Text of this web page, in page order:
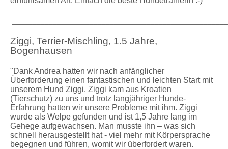
Ziggi, Terrier-Mischling, 1.5 Jahre,
Bogenhausen
"Dank Andrea hatten wir nach anfänglicher
Überforderung einen fantastischen und leichten Start mit
unserem Hund Ziggi. Ziggi kam aus Kroatien
(Tierschutz) zu uns und trotz langjähriger Hunde-
Erfahrung hatten wir unsere Probleme mit ihm. Ziggi
wurde als Welpe gefunden und ist 1,5 Jahre lang im
Gehege aufgewachsen. Man musste ihn – was sich
schnell herausgestellt hat - viel mehr mit Körpersprache
begegnen und führen, womit wir überfordert waren.